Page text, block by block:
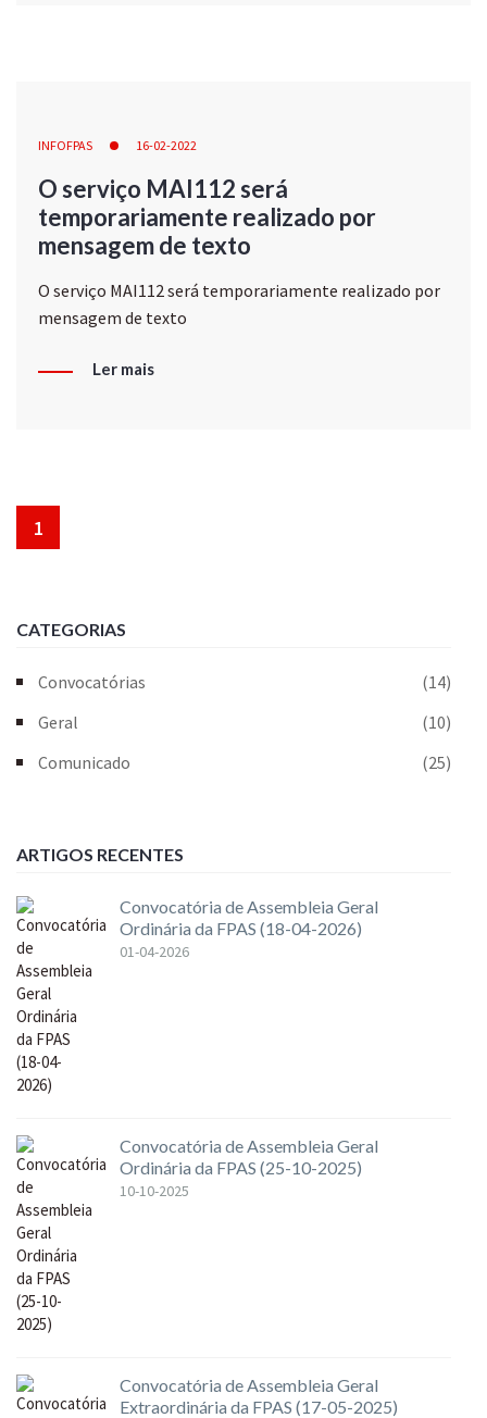
INFOFPAS 16-02-2022
O serviço MAI112 será
temporariamente realizado por
mensagem de texto
O serviço MAI112 será temporariamente realizado por
mensagem de texto
Ler mais
1
CATEGORIAS
Convocatórias
(14)
Geral
(10)
Comunicado
(25)
ARTIGOS RECENTES
Convocatória de Assembleia Geral
Ordinária da FPAS (18-04-2026)
01-04-2026
Convocatória de Assembleia Geral
Ordinária da FPAS (25-10-2025)
10-10-2025
Convocatória de Assembleia Geral
Extraordinária da FPAS (17-05-2025)